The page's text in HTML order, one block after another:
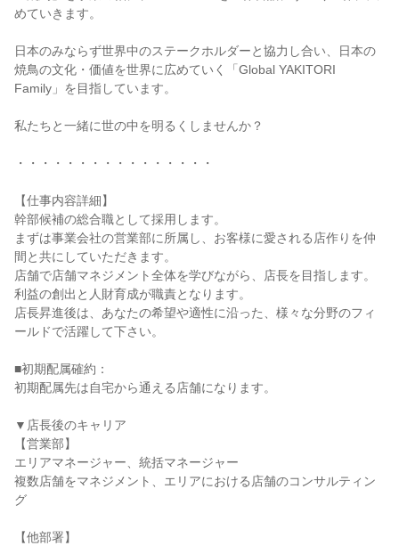
めていきます。
日本のみならず世界中のステークホルダーと協力し合い、日本の
焼鳥の文化・価値を世界に広めていく「Global YAKITORI
Family」を目指しています。
私たちと一緒に世の中を明るくしませんか？
・・・・・・・・・・・・・・・・
【仕事内容詳細】
幹部候補の総合職として採用します。
まずは事業会社の営業部に所属し、お客様に愛される店作りを仲
間と共にしていただきます。
店舗で店舗マネジメント全体を学びながら、店長を目指します。
利益の創出と人財育成が職責となります。
店長昇進後は、あなたの希望や適性に沿った、様々な分野のフィ
ールドで活躍して下さい。
■初期配属確約：
初期配属先は自宅から通える店舗になります。
▼店長後のキャリア
【営業部】
エリアマネージャー、統括マネージャー
複数店舗をマネジメント、エリアにおける店舗のコンサルティン
グ
【他部署】